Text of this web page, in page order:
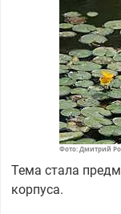
Фото: Дмитрий
Тема стала
корпуса.